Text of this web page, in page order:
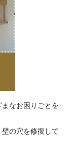
なお困りごとを
の穴を修復して